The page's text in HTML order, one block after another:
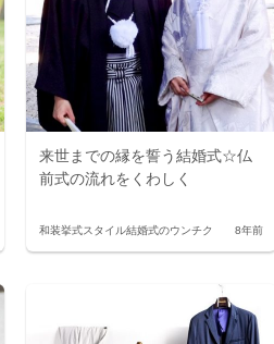
来世までの縁を誓う結婚式☆仏
前式の流れをくわしく
和装挙式スタイル結婚式のウンチク 8年前